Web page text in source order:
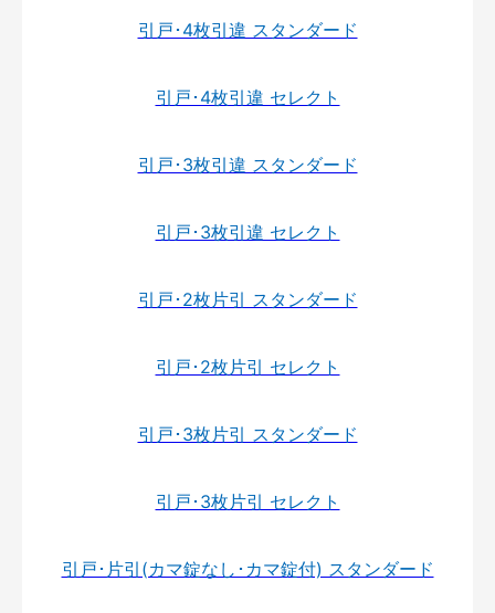
引戸･4枚引違 スタンダード
引戸･4枚引違 セレクト
引戸･3枚引違 スタンダード
引戸･3枚引違 セレクト
引戸･2枚片引 スタンダード
引戸･2枚片引 セレクト
引戸･3枚片引 スタンダード
引戸･3枚片引 セレクト
引戸･片引(カマ錠なし･カマ錠付) スタンダード